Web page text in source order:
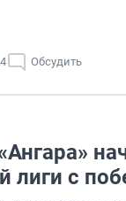
Обсудить
лиги с